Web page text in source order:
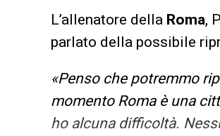
L’allenatore della Roma,
parlato della possibile
«Penso che potremmo
momento Roma è una
ho alcuna difficoltà.